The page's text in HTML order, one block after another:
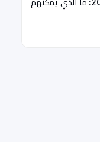
وكلاء AI SRE في عام 2026: ما الذي يمكنهم